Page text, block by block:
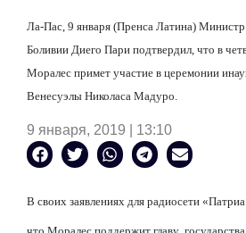
Ла-Пас, 9 января (Пренса Латина)
Боливии Диего Пари подтвердил, что в
Моралес примет участие в церемонии
Венесуэлы Николаса Мадуро.
9 января, 2019 | 13:10
В своих заявлениях для радиосети